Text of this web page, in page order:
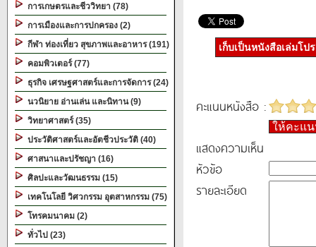
การเกษตรและชีววิทยา (78)
การเมืองและการปกครอง (2)
กีฬา ท่องเที่ยว สุขภาพและอาหาร (191)
คอมพิวเตอร์ (77)
ธุรกิจ เศรษฐศาสตร์และการจัดการ (24)
นวนิยาย อ่านเล่น และนิทาน (9)
วิทยาศาสตร์ (35)
ประวัติศาสตร์และอัตชีวประวัติ (40)
ศาสนาและปรัชญา (16)
ศิลปะและวัฒนธรรม (15)
เทคโนโลยี วิศวกรรม อุตสาหกรรม (75)
โทรคมนาคม (2)
ทั่วไป (23)
เก็บเป็นหนังสือเล่มโป
คะแนนหนังสือ :
ให้คะแ
แสดงความเห็น
หัวข้อ
รายละเอียด